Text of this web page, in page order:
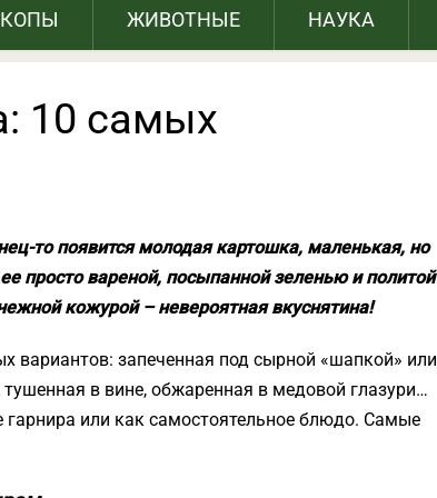
ЖИВОТНЫЕ НАУКА
10 самых
то появится молодая картошка, маленькая, но
просто вареной, посыпанной зеленью и политой
кожурой – невероятная вкуснятина!
вариантов: запеченная под сырной «шапкой» или
в вине, обжаренная в медовой глазури…
или как самостоятельное блюдо. Самые